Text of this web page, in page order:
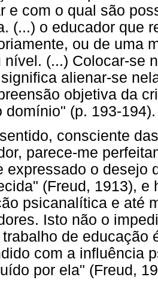
e com o qual são
(...) o educador que
ou de uma
nível. (...) Colocar-se
significa alienar-se
objetiva da
domínio" (p. 193-194).
consciente
parece-me
expressado o desejo
(Freud, 1913), e
psicanalítica e até
Isto não o
trabalho de educação
com a influência
por ela" (Freud,